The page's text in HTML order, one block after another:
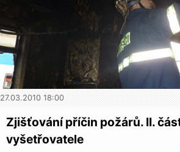
27.03.2010 18:00
Zjišťování příčin požárů. II.
vyšetřovatele